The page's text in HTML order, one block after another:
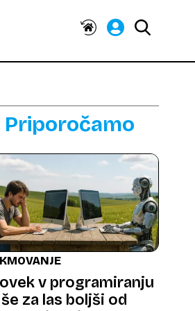
Priporočamo
v programiranju
za las boljši od